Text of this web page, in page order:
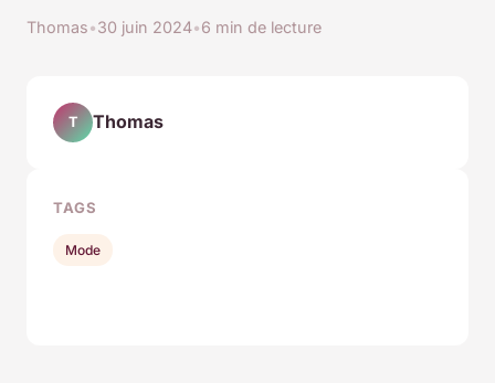
Thomas•30 juin 2024•6 min de lecture
T Thomas
TAGS
Mode